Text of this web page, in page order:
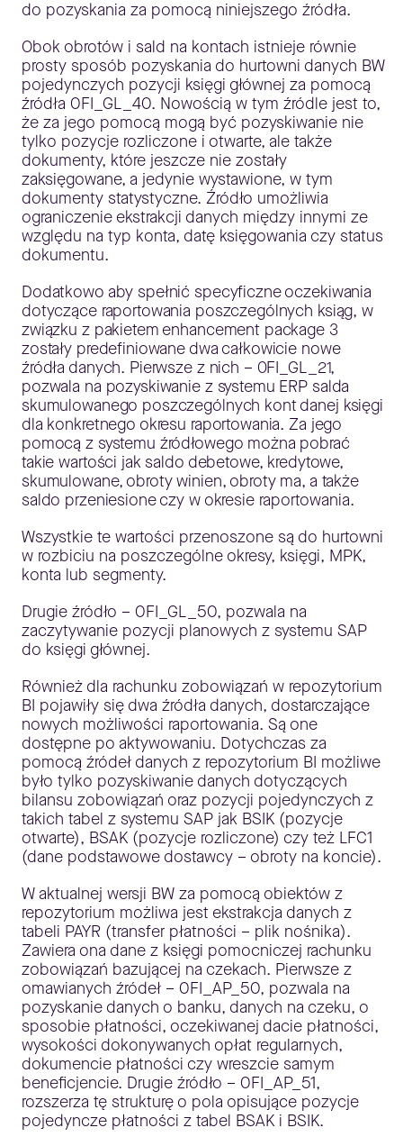
do pozyskania za pomocą niniejszego źródła.
Obok obrotów i sald na kontach istnieje równie
prosty sposób pozyskania do hurtowni danych BW
pojedynczych pozycji księgi głównej za pomocą
źródła 0FI_GL_40. Nowością w tym źródle jest to,
że za jego pomocą mogą być pozyskiwanie nie
tylko pozycje rozliczone i otwarte, ale także
dokumenty, które jeszcze nie zostały
zaksięgowane, a jedynie wystawione, w tym
dokumenty statystyczne. Źródło umożliwia
ograniczenie ekstrakcji danych między innymi ze
względu na typ konta, datę księgowania czy status
dokumentu.
Dodatkowo aby spełnić specyficzne oczekiwania
dotyczące raportowania poszczególnych ksiąg, w
związku z pakietem enhancement package 3
zostały predefiniowane dwa całkowicie nowe
źródła danych. Pierwsze z nich – 0FI_GL_21,
pozwala na pozyskiwanie z systemu ERP salda
skumulowanego poszczególnych kont danej księgi
dla konkretnego okresu raportowania. Za jego
pomocą z systemu źródłowego można pobrać
takie wartości jak saldo debetowe, kredytowe,
skumulowane, obroty winien, obroty ma, a także
saldo przeniesione czy w okresieraportowania.
Wszystkie te wartości przenoszone są do hurtowni
w rozbiciu na poszczególne okresy, księgi, MPK,
konta lub segmenty.
Drugie źródło – 0FI_GL_50, pozwala na
zaczytywanie pozycji planowych z systemu SAP
do księgi głównej.
Również dla rachunku zobowiązań w repozytorium
BI pojawiły się dwa źródła danych, dostarczające
nowych możliwości raportowania. Są one
dostępne po aktywowaniu. Dotychczas za
pomocą źródeł danych z repozytorium BI możliwe
było tylko pozyskiwanie danych dotyczących
bilansu zobowiązań oraz pozycji pojedynczych z
takich tabel z systemu SAP jak BSIK (pozycje
otwarte), BSAK (pozycje rozliczone) czy też LFC1
(dane podstawowe dostawcy – obroty na koncie).
W aktualnej wersji BW za pomocą obiektów z
repozytorium możliwa jest ekstrakcja danych z
tabeli PAYR (transfer płatności – plik nośnika).
Zawiera ona dane z księgi pomocniczej rachunku
zobowiązań bazującej na czekach. Pierwsze z
omawianych źródeł – 0FI_AP_50, pozwala na
pozyskanie danych o banku, danych na czeku, o
sposobie płatności, oczekiwanej dacie płatności,
wysokości dokonywanych opłat regularnych,
dokumencie płatności czy wreszcie samym
beneficjencie. Drugie źródło – 0FI_AP_51,
rozszerza tę strukturę o pola opisujące pozycje
pojedyncze płatności z tabel BSAK i BSIK.